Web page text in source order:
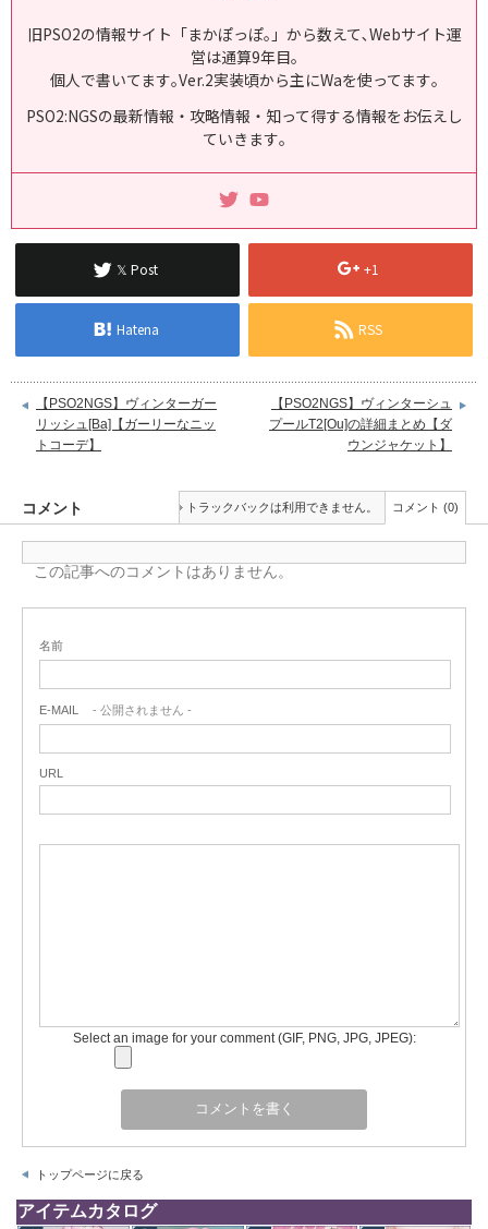
旧PSO2の情報サイト「まかぽっぽ｡」から数えて､Webサイト運
営は通算9年目｡
個人で書いてます｡Ver.2実装頃から主にWaを使ってます｡
PSO2:NGSの最新情報・攻略情報・知って得する情報をお伝えし
ていきます｡
𝕏 Post +1
Hatena RSS
【PSO2NGS】ヴィンターガー
リッシュ[Ba]【ガーリーなニッ
トコーデ】
【PSO2NGS】ヴィンターシュ
プールT2[Ou]の詳細まとめ【ダ
ウンジャケット】
コメント トラックバックは利用できません。 コメント (0)
この記事へのコメントはありません。
名前
E-MAIL - 公開されません -
URL
Select an image for your comment (GIF, PNG, JPG, JPEG):
トップページに戻る
アイテムカタログ